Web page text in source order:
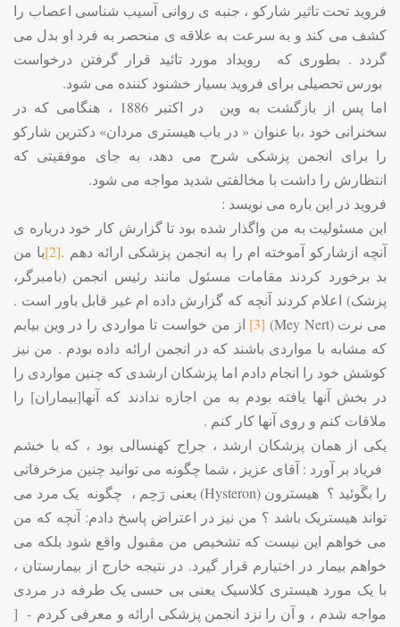
فروید تحت تاثیر شارکو ، جنبه ی روانی آسیب شناسی اعصاب را
کشف می کند و به سرعت به علاقه ی منحصر به فرد او بدل می
گردد . بطوری که رویداد مورد تائید قرار گرفتن درخواست
بورس تحصیلی برای فروید بسیار خشنود کننده می شود.
اما پس از بازگشت به وین در اکتبر 1886 ، هنگامی که در
سخنرانی خود ،با عنوان « در باب هیستری مردان» دکترین شارکو
را برای انجمن پزشکی شرح می دهد، به جای موفقیتی که
انتظارش را داشت با مخالفتی شدید مواجه می شود.
فروید در این باره می نویسد :
این مسئولیت به من واگذار شده بود تا گزارش کار خود درباره ی
آنچه ازشارکو آموخته ام را به انجمن پزشکی ارائه دهم .[2]با من
بد برخورد کردند مقامات مسئول مانند رئیس انجمن (بامبرگر،
پزشک) اعلام کردند آنچه که گزارش داده ام غیر قابل باور است .
می نرت (Mey Nert
)
[3] از من خواست تا مواردی را در وین بیابم
که مشابه با مواردی باشند که در انجمن ارائه داده بودم . من نیز
کوشش خود را انجام دادم اما پزشکان ارشدی که چنین مواردی را
در بخش آنها یافته بودم به من اجازه ندادند که آنها[بیماران] را
ملاقات کنم و روی آنها کار کنم .
یکی از همان پزشکان ارشد ، جراح کهنسالی بود ، که با خشم
فریاد بر آورد : آقای عزیز ، شما چگونه می توانید چنین مزخرفاتی
را بگَوئید ؟ هیسترون (Hysteron) یعنی رَحِم ، چگونه یک مرد می
تواند هیستریک باشد ؟ من نیز در اعتراض پاسخ دادم: آنچه که من
می خواهم این نیست که تشخیص من مقبول واقع شود بلکه می
خواهم بیمار در اختیارم قرار گیرد. در نتیجه خارج از بیمارستان ،
با یک مورد هیستری کلاسیک یعنی بی حسی یک طرفه در مردی
مواجه شدم ، و آن را نزد انجمن پزشکی ارائه و معرفی کردم - [